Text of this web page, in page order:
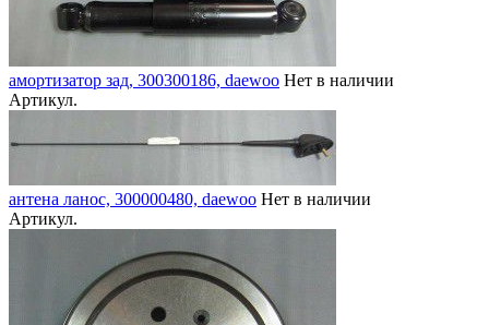
амортизатор зад, 300300186, daewoo Нет в наличии
Артикул.
антена ланос, 300000480, daewoo Нет в наличии
Артикул.